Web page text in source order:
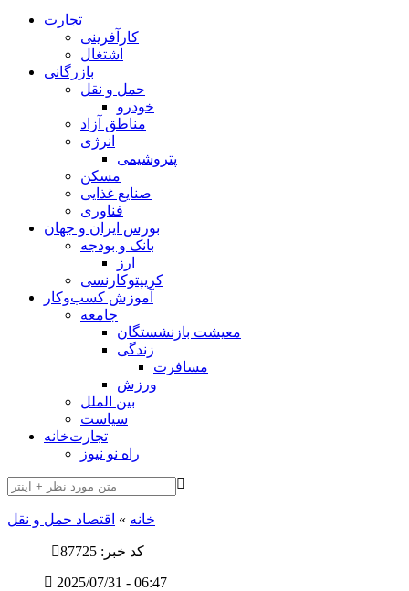
تجارت
کارآفرینی
اشتغال
بازرگانی
حمل و نقل
خودرو
مناطق آزاد
انرژی
پتروشیمی
مسکن
صنایع غذایی
فناوری
بورس ایران و جهان
بانک و بودجه
ارز
کریپتوکارنسی
آموزش کسب‌وکار
جامعه
معیشت بازنشستگان
زندگی
مسافرت
ورزش
بین الملل
سیاست
تجارت‌خانه
راه نو نیوز
خانه » اقتصاد حمل و نقل
کد خبر: 87725
2025/07/31 - 06:47